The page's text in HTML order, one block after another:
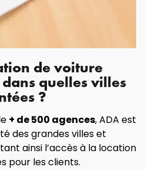
de voiture
quelles villes
?
+ de 500 agences, ADA est
des grandes villes et
ainsi l’accès à la location
pour les clients.